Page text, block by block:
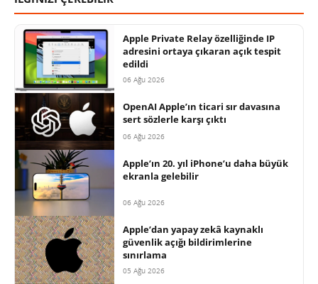
Apple Private Relay özelliğinde IP
adresini ortaya çıkaran açık tespit
edildi
06 Ağu 2026
OpenAI Apple’ın ticari sır davasına
sert sözlerle karşı çıktı
06 Ağu 2026
Apple’ın 20. yıl iPhone’u daha büyük
ekranla gelebilir
06 Ağu 2026
Apple’dan yapay zekâ kaynaklı
güvenlik açığı bildirimlerine
sınırlama
05 Ağu 2026